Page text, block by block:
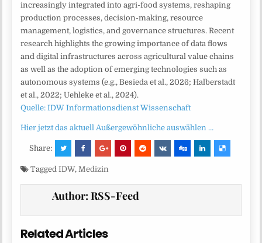
increasingly integrated into agri-food systems, reshaping
production processes, decision-making, resource
management, logistics, and governance structures. Recent
research highlights the growing importance of data flows
and digital infrastructures across agricultural value chains
as well as the adoption of emerging technologies such as
autonomous systems (e.g., Besieda et al., 2026; Halberstadt
et al., 2022; Uehleke et al., 2024).
Quelle: IDW Informationsdienst Wissenschaft
Hier jetzt das aktuell Außergewöhnliche auswählen …
Share:
TaggedIDW,Medizin
Author:RSS-Feed
Related Articles